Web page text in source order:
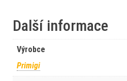
Další informace
Výrobce
Primigi